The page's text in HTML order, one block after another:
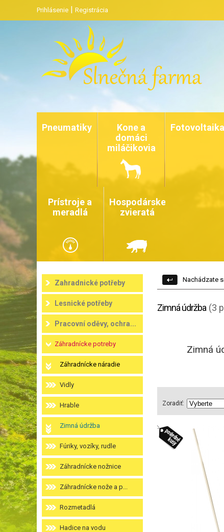
Prihlásenie | Registrácia
Pneumatiky
Kone a
domáci
miláčikovia
Fotovoltaika
Prístroje a
meradlá
Hospodárske
zvieratá
Zahradnické potřeby
Lesnické potřeby
Pracovní oděvy, ochra...
Záhradnícke potreby
Záhradnícke náradie
Vidly
Hrable
Zimná údržba
Fúriky, vozíky, rudle
Záhradnícke nožnice
Záhradnícke nože a p...
Rozmetadlá
Hadice na vodu
Nachádzate
Zimná údržba (3
Zimná
Zoradiť: